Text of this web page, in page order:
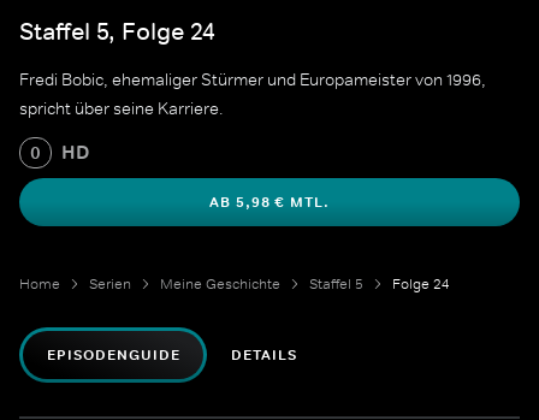
Staffel 5, Folge 24
Fredi Bobic, ehemaliger Stürmer und Europameister von 1996,
spricht über seine Karriere.
0 HD
AB 5,98 € MTL.
Home Serien Meine Geschichte Staffel 5 Folge 24
EPISODENGUIDE DETAILS